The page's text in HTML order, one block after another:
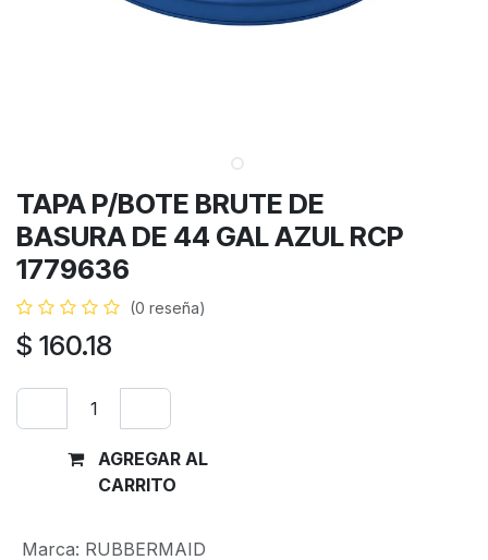
TAPA P/BOTE BRUTE DE
BASURA DE 44 GAL AZUL RCP
1779636
(0 reseña)
$ 160.18
AGREGAR AL
CARRITO
Marca: RUBBERMAID